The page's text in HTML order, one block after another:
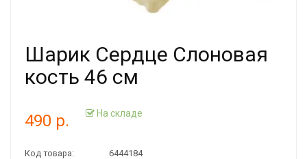
Шарик Сердце Слоновая
кость 46 см
490 р. На складе
Код товара: 6444184